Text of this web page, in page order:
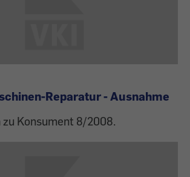
Reparatur - Ausnahme
Konsument 8/2008.